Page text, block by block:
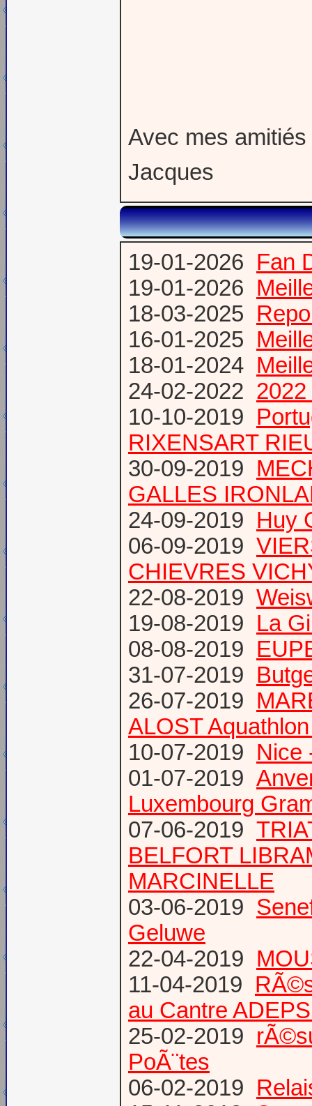
Avec mes amitiés
Jacques
19-01-2026 Fan
19-01-2026
18-03-2025
16-01-2025
18-01-2024
24-02-2022
10-10-2019
RIXENSART
30-09-2019
GALLES
24-09-2019 Huy
06-09-2019
CHIEVRES
22-08-2019
19-08-2019 La
08-08-2019
31-07-2019
26-07-2019
ALOST
10-07-2019 Nice
01-07-2019
Luxembourg
07-06-2019
BELFORT
MARCINELLE
03-06-2019
Geluwe
22-04-2019
11-04-2019
au Cantre
25-02-2019
PoÃ¨tes
06-02-2019